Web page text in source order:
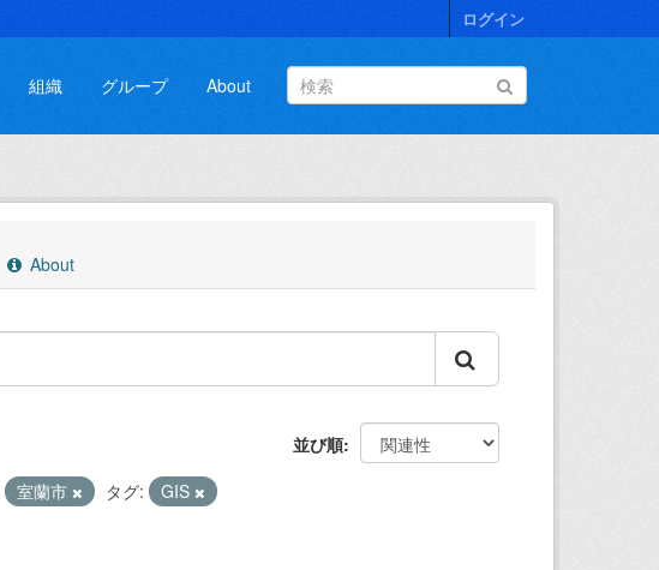
ログイン
組織 グループ About
About
並び順
室蘭市 タグ:
GIS